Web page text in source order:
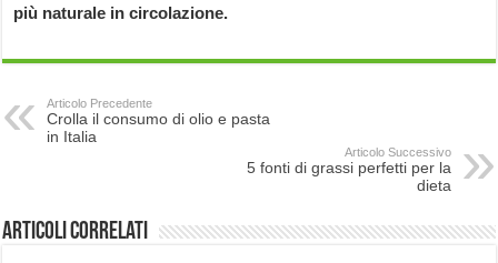
più naturale in circolazione.
Articolo Precedente
Crolla il consumo di olio e pasta
in Italia
Articolo Successivo
5 fonti di grassi perfetti per la
dieta
Articoli correlati